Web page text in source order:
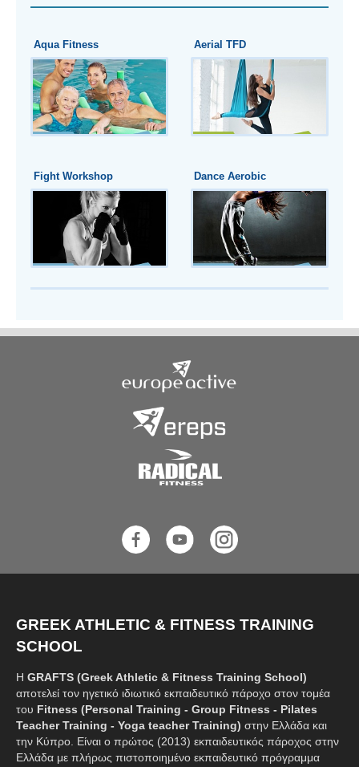
Aqua Fitness Aerial TFD
Fight Workshop Dance Aerobic
GREEK ATHLETIC & FITNESS TRAINING
SCHOOL
Η GRAFTS (Greek Athletic & Fitness Training School)
αποτελεί τον ηγετικό ιδιωτικό εκπαιδευτικό πάροχο στον τομέα
του Fitness (Personal Training - Group Fitness - Pilates
Teacher Training - Yoga teacher Training) στην Ελλάδα και
την Κύπρο. Είναι ο πρώτος (2013) εκπαιδευτικός πάροχος στην
Ελλάδα με πλήρως πιστοποιημένο εκπαιδευτικό πρόγραμμα